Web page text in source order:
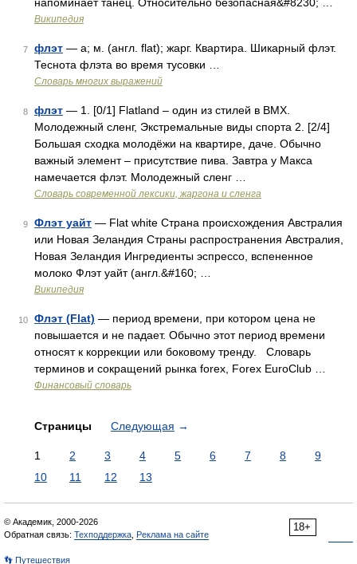
Википедия
7 флэт — а; м. (англ. flat); жарг. Квартира. Шикарный флэт.
Теснота флэта во время тусовки …
Словарь многих выражений
8 флэт — 1. [0/1] Flatland – один из стилей в BMX.
Молодежный сленг, Экстремальные виды спорта 2. [2/4]
Большая сходка молодёжи на квартире, даче. Обычно
важный элемент – присутствие пива. Завтра у Макса
намечается флэт. Молодежный сленг …
Cловарь современной лексики, жаргона и сленга
9 Флэт уайт — Flat white Страна происхождения Австралия
или Новая Зеландия Страны распространения Австралия,
Новая Зеландия Ингредиенты эспрессо, вспененное
молоко Флэт уайт (англ.&#160; …
Википедия
10 Флэт (Flat) — период времени, при котором цена не
повышается и не падает. Обычно этот период времени
относят к коррекции или боковому тренду. Словарь
терминов и сокращений рынка forex, Forex EuroClub …
Финансовый словарь
Страницы Следующая →
1 2 3 4 5 6 7 8
9
10
11 12 13
18+
© Академик, 2000-2026
Обратная связь: Техподдержка Реклама на сайте
👣 Путешествия